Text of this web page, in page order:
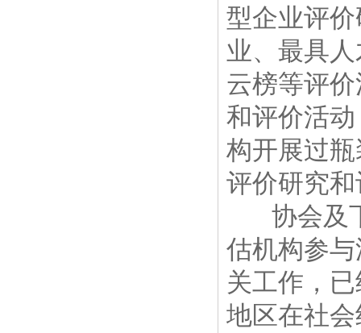
型企业评
业、最具
云榜等评
和评价活
构开展过
评价研究
协会及下
估机构参
关工作，
地区在社